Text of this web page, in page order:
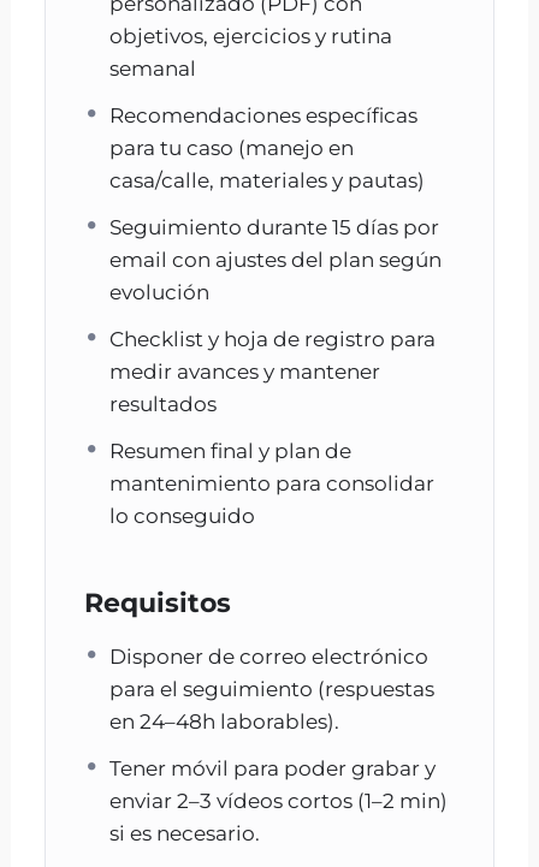
(Te lo digo con cariño: aquí
trabajamos con método y sentido.)
Qué incluye el Plan Guau
Personalizado
1) Diagnóstico previo (por email)
Antes de la primera sesión me cuentas todo
envías 2–3 vídeos cortos (1–2 min).
Así llegamos a la videollamada con el caso
muy claro.
2) Videollamada 1 (60 min)
Analizamos el problema y el porqué
Definimos objetivos realistas
Resolvemos tus dudas importantes
3) Plan personalizado (PDF +
checklist)
Rutina diaria y semanal
objetivos, ejercicios y rutina
semanal
Recomendaciones específicas
para tu caso (manejo en
casa/calle, materiales y pautas)
Seguimiento durante 15 días por
email con ajustes del plan según
evolución
Checklist y hoja de registro para
medir avances y mantener
resultados
Resumen final y plan de
mantenimiento para consolidar
lo conseguido
Requisitos
Disponer de correo electrónico
para el seguimiento (respuestas
en 24–48h laborables).
Tener móvil para poder grabar y
enviar 2–3 vídeos cortos (1–2 min)
si es necesario.